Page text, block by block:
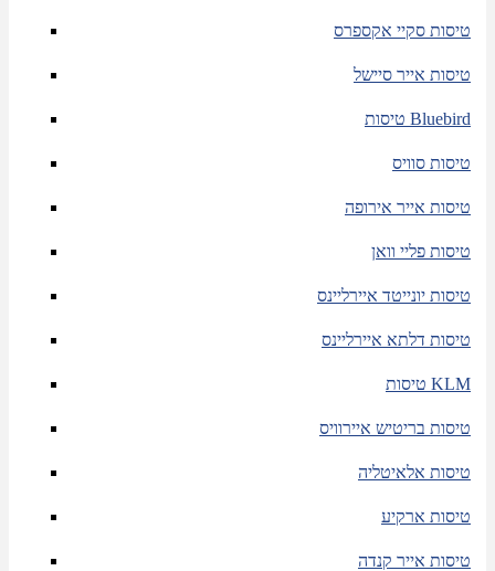
טיסות סקיי אקספרס
טיסות אייר סיישל
טיסות Bluebird
טיסות סוויס
טיסות אייר אירופה
טיסות פליי וואן
טיסות יונייטד איירליינס
טיסות דלתא איירליינס
טיסות KLM
טיסות בריטיש איירוויס
טיסות אלאיטליה
טיסות ארקיע
טיסות אייר קנדה